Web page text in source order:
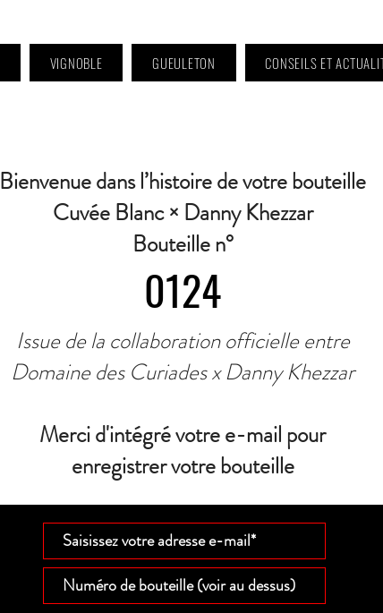
VIGNOBLE GUEULETON CONSEILS ET
Bienvenue dans l’histoire de votre bouteille
Cuvée Blanc × Danny Khezzar
Bouteille n°
0124
Issue de la collaboration officielle entre
Domaine des Curiades x Danny Khezzar
Merci d'intégré votre e-mail pour
enregistrer votre bouteille